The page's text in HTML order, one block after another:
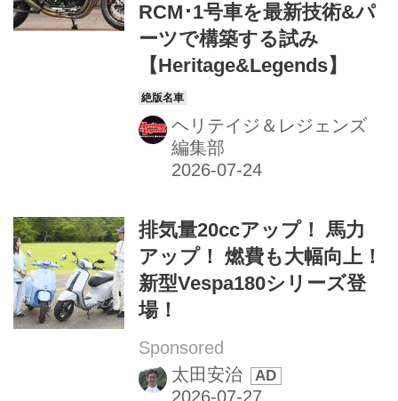
RCM･1号車を最新技術&パ
ーツで構築する試み
【Heritage&Legends】
ヘリテイジ＆レジェンズ
編集部
排気量20ccアップ！ 馬力
アップ！ 燃費も大幅向上！
新型Vespa180シリーズ登
場！
Sponsored
太田安治